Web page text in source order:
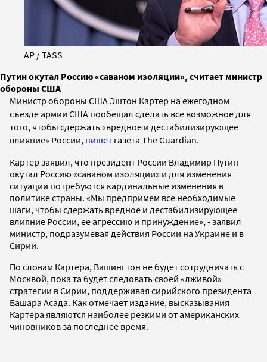
AP / TASS
Путин окутал Россию «саваном изоляции», считает министр
обороны США
Министр обороны США Эштон Картер на ежегодном
съезде армии США пообещал сделать все возможное для
того, чтобы сдержать «вредное и дестабилизирующее
влияние» России, пишет газета The Guardian.
Картер заявил, что президент России Владимир Путин
окутал Россию «саваном изоляции» и для изменения
ситуации потребуются кардинальные изменения в
политике страны. «Мы предпримем все необходимые
шаги, чтобы сдержать вредное и дестабилизирующее
влияние России, ее агрессию и принуждение», - заявил
министр, подразумевая действия России на Украине и в
Сирии.
По словам Картера, Вашингтон не будет сотрудничать с
Москвой, пока та будет следовать своей «лживой»
стратегии в Сирии, поддерживая сирийского президента
Башара Асада. Как отмечает издание, высказывания
Картера являются наиболее резкими от американских
чиновников за последнее время.